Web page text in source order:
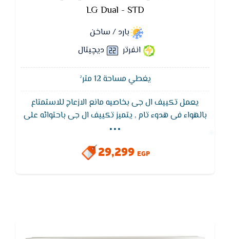
LG Dual - STD
بارد / ساخن
انفرتر
ديچيتال
يغطي مساحة 12 متر²
يعمل تكييف ال جى بخاصيه مانع الازعاج للاستمتاع
بالهواء فى هدوء تام , يتميز تكييف ال جى باحتوائه على
خاصية الانفرتر التى تعمل على تقليل استهلاك الكهرباء
,يتميز بالكفاءة العاليه على تبريد المكان وتوزيعه فى
الغرفة
...
29,299 EGP